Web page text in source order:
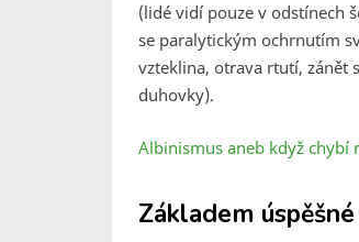
(lidé vidí pouze v odstínech
se paralytickým ochrnutím
vzteklina, otrava rtutí, zánět
duhovky).
Albinismus aneb když chybí
Základem